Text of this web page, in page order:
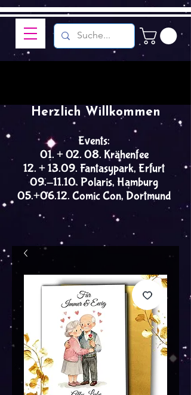
Events:
01. + 02. 08. Krähenfee
12. + 13.09. Fantasypark, Erfurt
09.-11.10. Polaris, Hamburg
05.+06.12. Comic Con, Dortmund
Herzlich Willkommen